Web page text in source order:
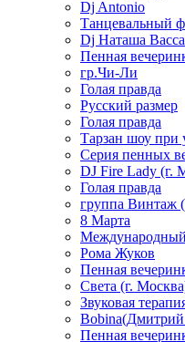
Dj Antonio
Танцевальный
Dj Наташа
Пенная
гр.Чи-Ли
Голая правда
Русский размер
Голая правда
Тарзан шоу при
Серия пенных
DJ Fire Lady (г.
Голая правда
группа Винтаж
8 Марта
Рома Жуков
Пенная
Света (г.
Звуковая
Пенная